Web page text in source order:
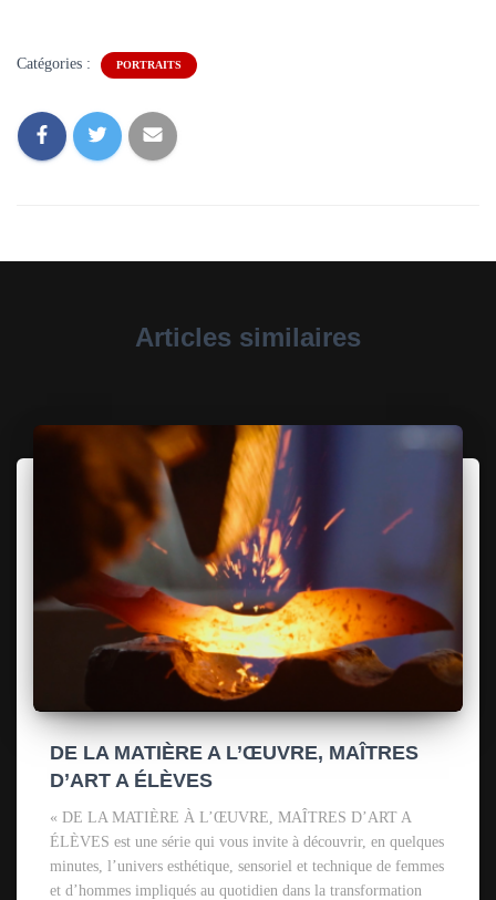
Catégories : PORTRAITS
Articles similaires
DE LA MATIÈRE A L’ŒUVRE, MAÎTRES
D’ART A ÉLÈVES
« DE LA MATIÈRE À L’ŒUVRE, MAÎTRES D’ART A
ÉLÈVES est une série qui vous invite à découvrir, en quelques
minutes, l’univers esthétique, sensoriel et technique de femmes
et d’hommes impliqués au quotidien dans la transformation